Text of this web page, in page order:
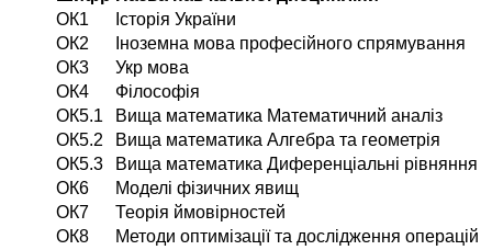
ОК1
Історія України
ОК2
Іноземна мова професійного спрямування
ОК3
Укр мова
ОК4
Філософія
ОК5.1
Вища математика Математичний аналіз
ОК5.2
Вища математика Алгебра та геометрія
ОК5.3
Вища математика Диференціальні рівняння
ОК6
Моделі фізичних явищ
ОК7
Теорія ймовірностей
ОК8
Методи оптимізації та дослідження операцій